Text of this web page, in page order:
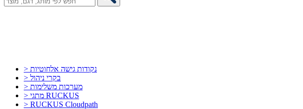
> נקודות גישה אלחוטיות
> בקרי ניהול
> מערכות משלימות
> מתגי RUCKUS
> RUCKUS Cloudpath